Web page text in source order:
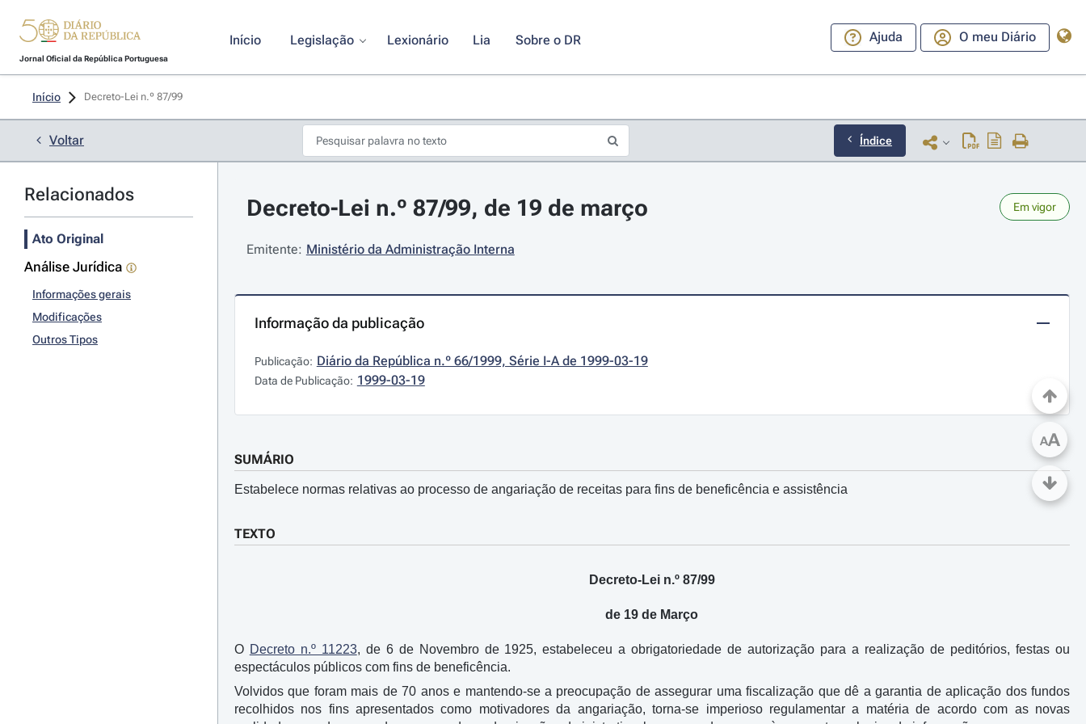
Jornal Oficial da República Portuguesa
Início Legislação Lexionário Lia Sobre o DR Ajuda O meu Diário
Início Decreto-Lei n.º 87/99
Voltar Índice
Relacionados
Ato Original
Análise Jurídica
Informações gerais
Modificações
Outros Tipos
Decreto-Lei n.º 87/99, de 19 de março Em vigor
Emitente: Ministério da Administração Interna
Informação da publicação
Publicação: Diário da República n.º 66/1999, Série I-A de 1999-03-19
Data de Publicação: 1999-03-19
SUMÁRIO
Estabelece normas relativas ao processo de angariação de receitas para fins de beneficência e assistência
TEXTO
Decreto-Lei n.º 87/99
de 19 de Março
O Decreto n.º 11223, de 6 de Novembro de 1925, estabeleceu a obrigatoriedade de autorização para a realização de peditórios, festas ou
espectáculos públicos com fins de beneficência.
Volvidos que foram mais de 70 anos e mantendo-se a preocupação de assegurar uma fiscalização que dê a garantia de aplicação dos fundos
recolhidos nos fins apresentados como motivadores da angariação, torna-se imperioso regulamentar a matéria de acordo com as novas
AA